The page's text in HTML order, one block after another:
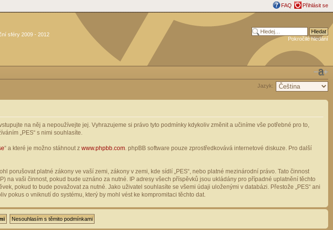
FAQ Přihlásit se
sféry 2009 - 2012
Pokročilé hledání
Jazyk:
na něj a nepoužívejte jej. Vyhrazujeme si právo tyto podmínky kdykoliv změnit a učiníme vše potřebné pro to,
„PES“ s nimi souhlasíte.
“ a které je možno stáhnout z www.phpbb.com . phpBB software pouze zprostředkovává internetové diskuze. Pro další
platné zákony ve vaší zemi, zákony v zemi, kde sídlí „PES“, nebo platné mezinárodní právo. Tato činnost
vaši činnost, pokud bude uznáno za nutné. IP adresy všech příspěvků jsou ukládány pro případné uplatnění těchto
pokud to bude považovat za nutné. Jako uživatel souhlasíte se všemi údaji uloženými v databázi. Přestože „PES“ ani
pokus o vniknutí do systému, který by mohl vést ke kompromitaci těchto dat.